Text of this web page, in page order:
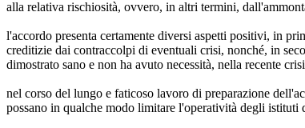
alla relativa rischiosità, ovvero, in altri termini,
l'accordo presenta certamente diversi aspetti positivi, in
creditizie dai contraccolpi di eventuali crisi, nonché, in
dimostrato sano e non ha avuto necessità, nella recente
nel corso del lungo e faticoso lavoro di preparazione
possano in qualche modo limitare l'operatività degli